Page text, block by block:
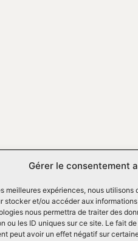
Gérer le consentement
meilleures expériences, nous
stocker et/ou accéder aux
nous permettra de traiter des
ou les ID uniques sur ce site. Le fait
peut avoir un effet négatif sur